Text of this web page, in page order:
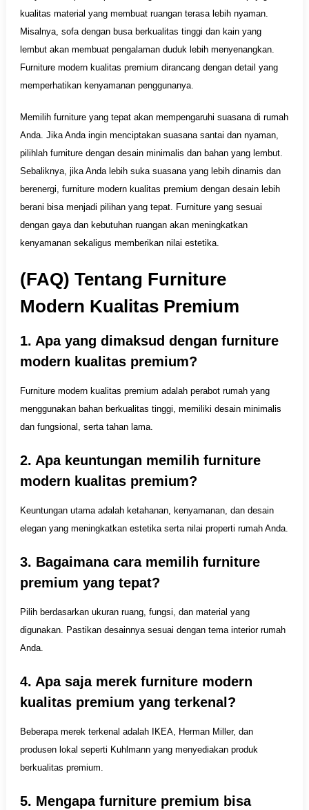
kualitas material yang membuat ruangan terasa lebih nyaman.
Misalnya, sofa dengan busa berkualitas tinggi dan kain yang
lembut akan membuat pengalaman duduk lebih menyenangkan.
Furniture modern kualitas premium dirancang dengan detail yang
memperhatikan kenyamanan penggunanya.
Memilih furniture yang tepat akan mempengaruhi suasana di rumah
Anda. Jika Anda ingin menciptakan suasana santai dan nyaman,
pilihlah furniture dengan desain minimalis dan bahan yang lembut.
Sebaliknya, jika Anda lebih suka suasana yang lebih dinamis dan
berenergi, furniture modern kualitas premium dengan desain lebih
berani bisa menjadi pilihan yang tepat. Furniture yang sesuai
dengan gaya dan kebutuhan ruangan akan meningkatkan
kenyamanan sekaligus memberikan nilai estetika.
(FAQ) Tentang Furniture
Modern Kualitas Premium
1. Apa yang dimaksud dengan furniture
modern kualitas premium?
Furniture modern kualitas premium adalah perabot rumah yang
menggunakan bahan berkualitas tinggi, memiliki desain minimalis
dan fungsional, serta tahan lama.
2. Apa keuntungan memilih furniture
modern kualitas premium?
Keuntungan utama adalah ketahanan, kenyamanan, dan desain
elegan yang meningkatkan estetika serta nilai properti rumah Anda.
3. Bagaimana cara memilih furniture
premium yang tepat?
Pilih berdasarkan ukuran ruang, fungsi, dan material yang
digunakan. Pastikan desainnya sesuai dengan tema interior rumah
Anda.
4. Apa saja merek furniture modern
kualitas premium yang terkenal?
Beberapa merek terkenal adalah
IKEA, Herman Miller, dan
produsen lokal seperti Kuhlmannyang menyediakan produk
berkualitas premium.
5. Mengapa furniture premium bisa